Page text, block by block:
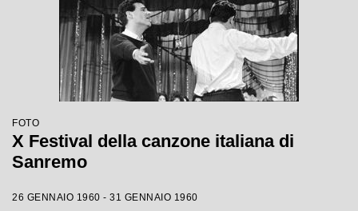
FOTO
X Festival della canzone italiana di
Sanremo
26 GENNAIO 1960 - 31 GENNAIO 1960